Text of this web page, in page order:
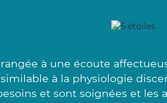
à une écoute
à la physiologie
et sont soignées et les